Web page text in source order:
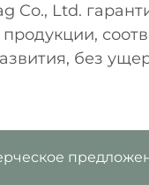
Co., Ltd.
продукции,
без